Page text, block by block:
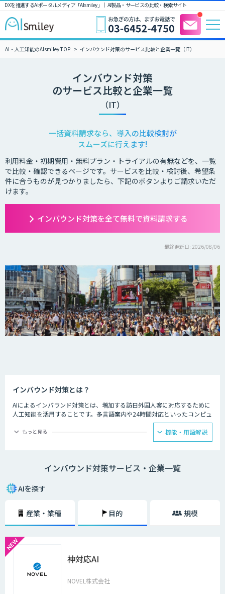
DXを推進するAIポータルメディア「AIsmiley」｜ AI製品・サービスの比較・検索サイト
AI・人工知能のAIsmiley TOP インバウンド対策のサービス比較と企業一覧（IT）
インバウンド対策
のサービス比較と企業一覧
（IT）
一括資料請求なら、導入の比較検討が
スムーズに行えます!
利用料金・初期費用・無料プラン・トライアルの有無などを、一覧
で比較・確認できるページです。サービスを比較・検討後、希望条
件に合うものが見つかりましたら、下記のボタンよりご請求いただ
けます。
インバウンド対策を全て無料で資料請求する
最終更新日: 2026/08/06
インバウンド対策とは？
AIによるインバウンド対策とは、増加する訪日外国人客に対応するために
人工知能を活用することです。多言語案内や24時間対応といったコンピュ
ーターならではの強みを生かし、AIを観光業界に役立てている事例があり
ます。
提供できるAIは、観光業界を支える味方となることでしょう。
もっと見る 機能・用語解説
インバウンド対策サービス・企業一覧
AIを探す
産業・業種 目的 規模
神対応AI
NOVEL株式会社